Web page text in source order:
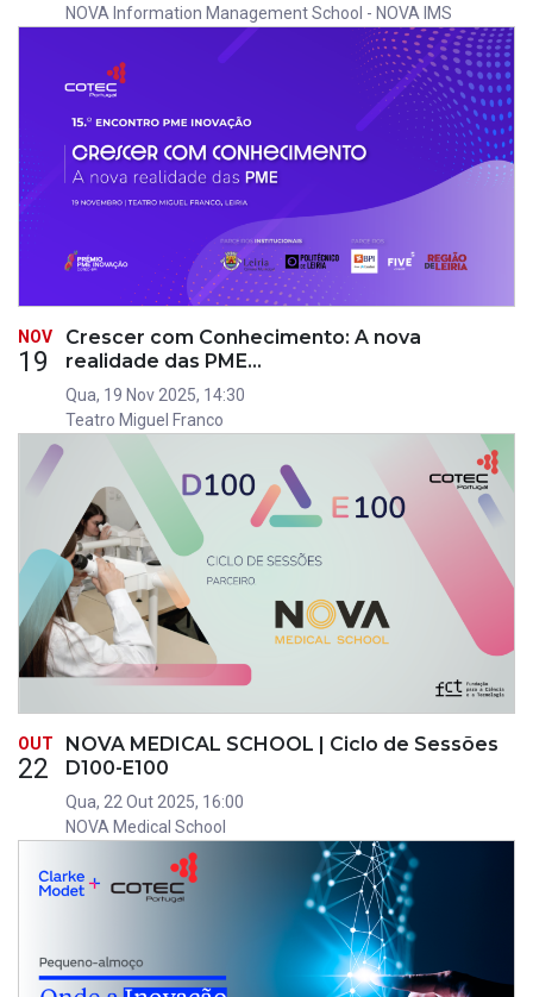
NOVA Information Management School - NOVA IMS
NOV
19
Crescer com Conhecimento: A nova
realidade das PME…
Qua, 19 Nov 2025, 14:30
Teatro Miguel Franco
OUT
22
NOVA MEDICAL SCHOOL | Ciclo de Sessões
D100-E100
Qua, 22 Out 2025, 16:00
NOVA Medical School